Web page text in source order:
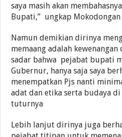
saya masih akan
Bupati,” ungkap Mokodongan
Namun demikian dirinya
memaang adalah
sadar bahwa pejabat bupati
Gubernur, hanya saja saya
menempatkan Pjs nanti
adat dan etika serta budaya
tuturnya
Lebih lanjut dirinya juga